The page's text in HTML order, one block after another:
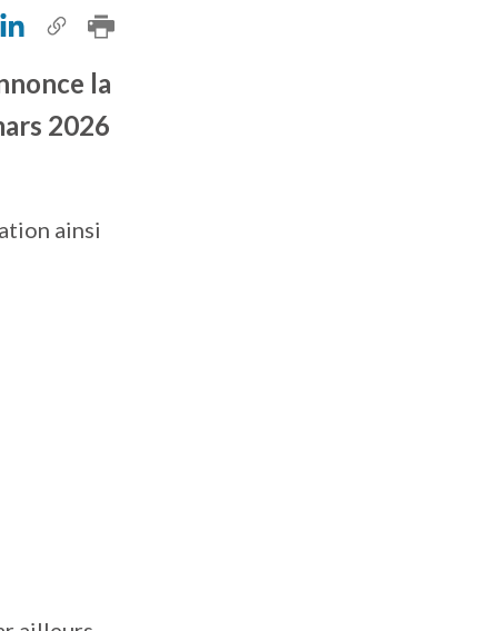
la
2026
ainsi